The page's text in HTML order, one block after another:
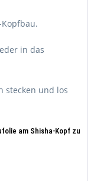
in das
stecken und los
am Shisha-Kopf zu